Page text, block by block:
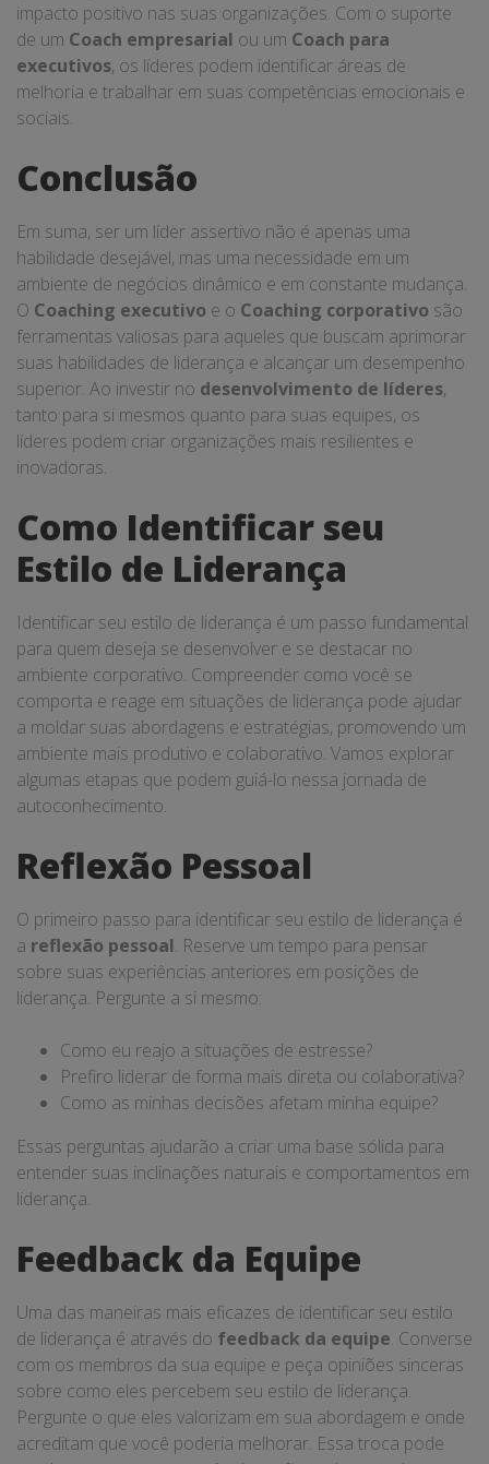
impacto positivo nas suas organizações. Com o suporte
de um Coach empresarial ou um Coach para
executivos, os líderes podem identificar áreas de
melhoria e trabalhar em suas competências emocionais e
sociais.
Conclusão
Em suma, ser um líder assertivo não é apenas uma
habilidade desejável, mas uma necessidade em um
ambiente de negócios dinâmico e em constante mudança.
O Coaching executivo e o Coaching corporativo são
ferramentas valiosas para aqueles que buscam aprimorar
suas habilidades de liderança e alcançar um desempenho
superior. Ao investir no desenvolvimento de líderes,
tanto para si mesmos quanto para suas equipes, os
líderes podem criar organizações mais resilientes e
inovadoras.
Como Identificar seu
Estilo de Liderança
Identificar seu estilo de liderança é um passo fundamental
para quem deseja se desenvolver e se destacar no
ambiente corporativo. Compreender como você se
comporta e reage em situações de liderança pode ajudar
a moldar suas abordagens e estratégias, promovendo um
ambiente mais produtivo e colaborativo. Vamos explorar
algumas etapas que podem guiá-lo nessa jornada de
autoconhecimento.
Reflexão Pessoal
O primeiro passo para identificar seu estilo de liderança é
a reflexão pessoal. Reserve um tempo para pensar
sobre suas experiências anteriores em posições de
liderança. Pergunte a si mesmo:
Como eu reajo a situações de estresse?
Prefiro liderar de forma mais direta ou colaborativa?
Como as minhas decisões afetam minha equipe?
Essas perguntas ajudarão a criar uma base sólida para
entender suas inclinações naturais e comportamentos em
liderança.
Feedback da Equipe
Uma das maneiras mais eficazes de identificar seu estilo
de liderança é através do feedback da equipe. Converse
com os membros da sua equipe e peça opiniões sinceras
sobre como eles percebem seu estilo de liderança.
Pergunte o que eles valorizam em sua abordagem e onde
acreditam que você poderia melhorar. Essa troca pode